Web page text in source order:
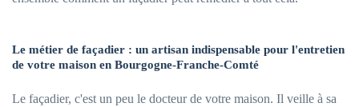
Le métier de façadier : un artisan indispensable pour l'entretien
de votre maison en Bourgogne-Franche-Comté
Le façadier, c'est un peu le docteur de votre maison. Il veille à sa